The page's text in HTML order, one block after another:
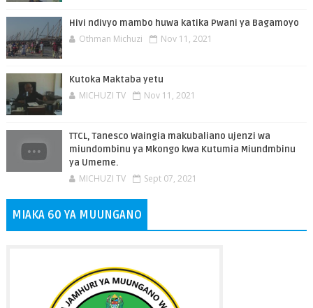
Hivi ndivyo mambo huwa katika Pwani ya Bagamoyo
Othman Michuzi Nov 11, 2021
Kutoka Maktaba yetu
MICHUZI TV Nov 11, 2021
TTCL, Tanesco Waingia makubaliano ujenzi wa
miundombinu ya Mkongo kwa Kutumia Miundmbinu
ya Umeme.
MICHUZI TV Sept 07, 2021
MIAKA 60 YA MUUNGANO